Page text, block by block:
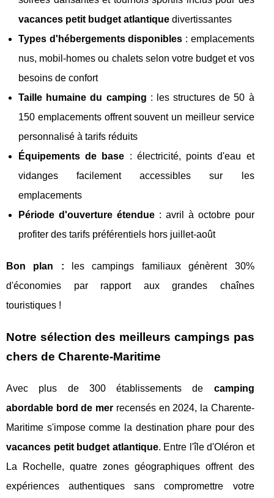
vacances petit budget atlantique divertissantes
Types d'hébergements disponibles : emplacements
nus, mobil-homes ou chalets selon votre budget et vos
besoins de confort
Taille humaine du camping : les structures de 50 à
150 emplacements offrent souvent un meilleur service
personnalisé à tarifs réduits
Équipements de base : électricité, points d'eau et
vidanges facilement accessibles sur les
emplacements
Période d'ouverture étendue: avril à octobre pour
profiter des tarifs préférentiels hors juillet-août
Bon plan : les campings familiaux génèrent 30%
d'économies par rapport aux grandes chaînes
touristiques !
Notre sélection des meilleurs campings pas
chers de Charente-Maritime
Avec plus de 300 établissements de camping
abordable bord de mer recensés en 2024, la Charente-
Maritime s'impose comme la destination phare pour des
vacances petit budget atlantique. Entre l'île d'Oléron et
La Rochelle, quatre zones géographiques offrent des
expériences authentiques sans compromettre votre